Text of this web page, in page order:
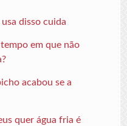
disso cuida
em que não
acabou se a
quer água fria é